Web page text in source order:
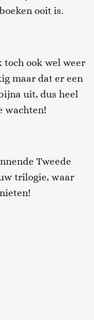
ooit is.
toch ook wel weer
maar dat er een
uit, dus heel
wachten!
Tweede
trilogie, waar